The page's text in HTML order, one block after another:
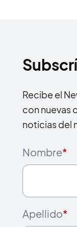
Recibe el
con nuevas
noticias del
Nombre*
Apellido*